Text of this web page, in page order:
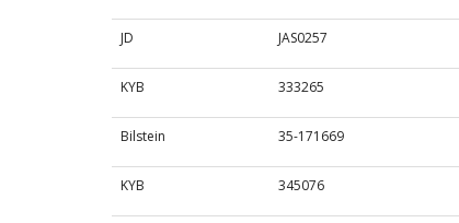
JD JAS0257
KYB 333265
Bilstein 35-171669
KYB 345076